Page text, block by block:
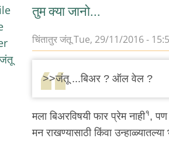
तुम क्या जानो...
चिंतातुर जंतूTue, 29/11/2016 -
In
reply
बरे
केलेत
>>जंतू ...बिअर ? ऑल वेल ?
मला बिअरविषयी फार प्रेम नाही१, पण
मन राखण्यासाठी किंवा